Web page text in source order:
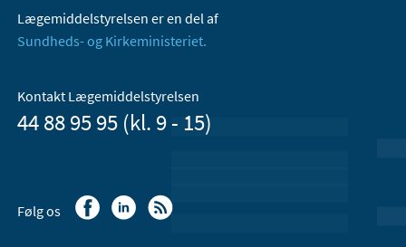
Lægemiddelstyrelsen er en del af
Sundheds- og Kirkeministeriet.
Kontakt Lægemiddelstyrelsen
44 88 95 95 (kl. 9 - 15)
Følg os